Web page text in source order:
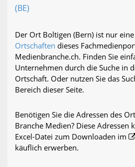
(BE)
Der Ort Boltigen (Bern) ist nur
Ortschaften dieses
Medienbranche.ch. Finden Sie
Unternehmen durch die Suche in
Ortschaft. Oder nutzen Sie das
Bereich dieser Seite.
Benötigen Sie die Adressen des
Branche Medien? Diese Adressen
Excel-Datei zum Downloaden im
käuflich erwerben.